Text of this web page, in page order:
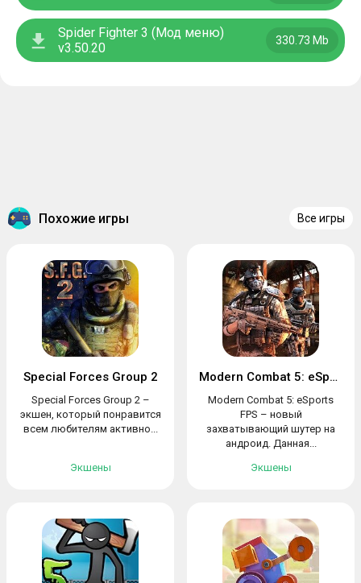
Spider Fighter 3 (Мод меню)
v3.50.20
330.73 Mb
Похожие игры Все игры
Special Forces Group 2
Special Forces Group 2 –
экшен, который понравится
всем любителям активно...
Экшены
Modern Combat 5: eSports FPS
Modern Combat 5: eSports
FPS – новый
захватывающий шутер на
андроид. Данная...
Экшены